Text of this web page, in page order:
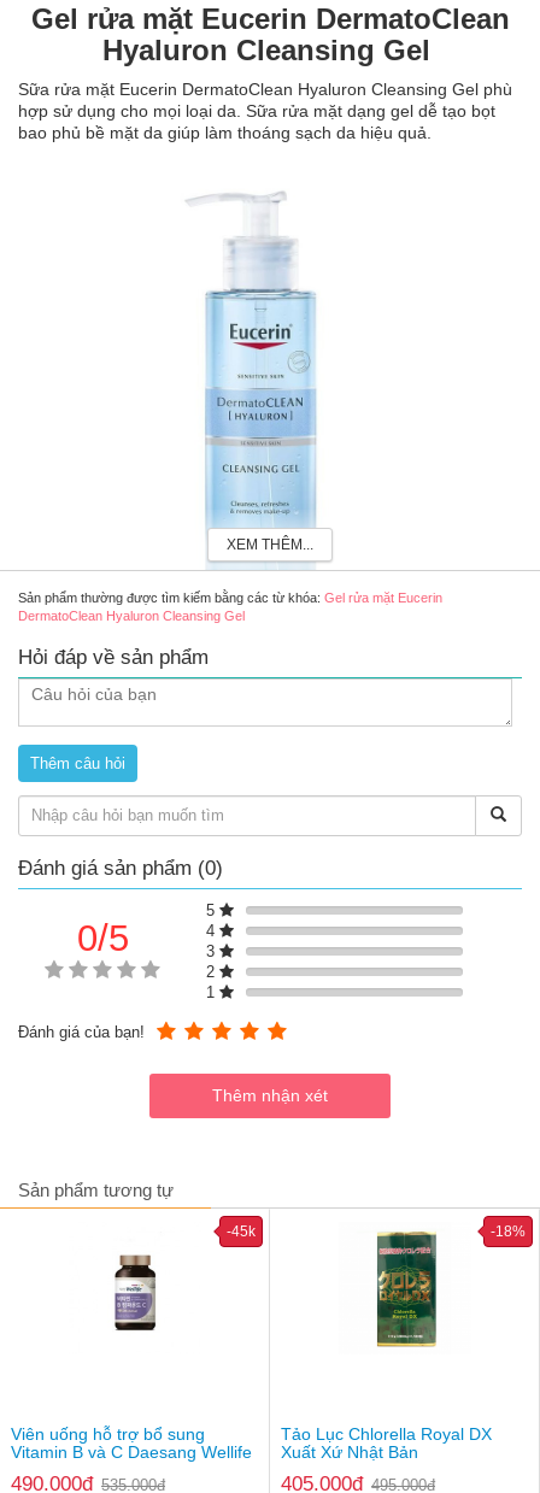
Gel rửa mặt Eucerin DermatoClean
Hyaluron Cleansing Gel
Sữa rửa mặt Eucerin DermatoClean Hyaluron Cleansing Gel phù
hợp sử dụng cho mọi loại da. Sữa rửa mặt dạng gel dễ tạo bọt
bao phủ bề mặt da giúp làm thoáng sạch da hiệu quả.
Sữa rửa mặt Eucerin DermatoClean Hyaluron Cleansing Gel 200ml
Ưu điểm của gel rửa mặt Eucerin DermatoClean
Hyaluron Cleansing Gel
Không cồn, không hương liệu.
Không gây kích ứng, khô ráp da.
Hỗ trợ loại bỏ bụi bẩn, chất nhờn, cặn trang điểm.
Hỗ trợ da hô hấp tốt hơn.
Thành phần của sữa rửa mặt Eucerin
DermatoClean Hyaluron Cleansing Gel
Hyaluronic Acid
Gluco-Glycerol
Glycerine,...
XEM THÊM...
Sản phẩm thường được tìm kiếm bằng các từ khóa: Gel rửa mặt Eucerin
DermatoClean Hyaluron Cleansing Gel
Hỏi đáp về sản phẩm
Đánh giá sản phẩm (0)
0/5
5
4
3
2
1
Đánh giá của bạn!
Sản phẩm tương tự
Viên uống hỗ trợ bổ sung
Vitamin B và C Daesang Wellife
490.000đ 535.000đ
-45k
Tảo Lục Chlorella Royal DX
Xuất Xứ Nhật Bản
405.000đ 495.000đ
-18%